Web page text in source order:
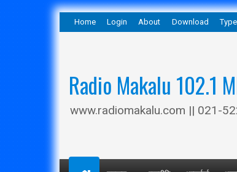
Home Login About Download
Radio Makalu 102.1
www.radiomakalu.com || 021-